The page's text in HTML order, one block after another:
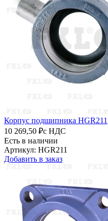
Корпус подшипника HGR211
10 269,50 ₽с НДС
Есть в наличии
Артикул: HGR211
Добавить в заказ